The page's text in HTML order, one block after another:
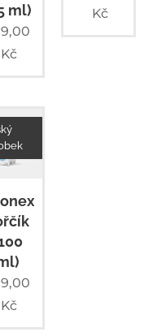
ml)
Kč
Kč
Kč